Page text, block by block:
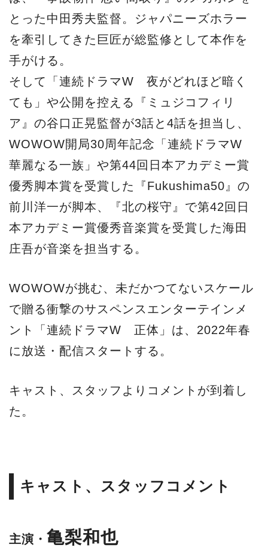
とった中田秀夫監督。ジャパニーズホラー
を牽引してきた巨匠が総監修として本作を
手がける。
そして「連続ドラマW 夜がどれほど暗く
ても」や公開を控える『ミュジコフィリ
ア』の谷口正晃監督が3話と4話を担当し、
WOWOW開局30周年記念「連続ドラマW
華麗なる一族」や第44回日本アカデミー賞
優秀脚本賞を受賞した『Fukushima50』の
前川洋一が脚本、『北の桜守』で第42回日
本アカデミー賞優秀音楽賞を受賞した海田
庄吾が音楽を担当する。
WOWOWが挑む、未だかつてないスケール
で贈る衝撃のサスペンスエンターテインメ
ント「連続ドラマW 正体」は、2022年春
に放送・配信スタートする。
キャスト、スタッフよりコメントが到着し
た。
キャスト、スタッフコメント
主演・ 亀梨和也